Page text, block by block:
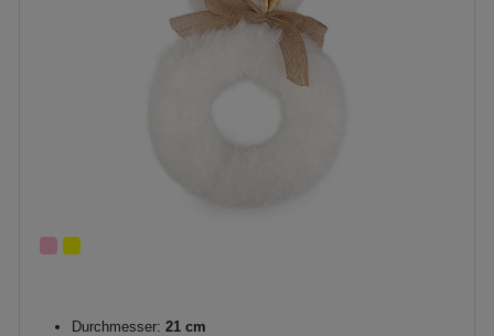
Durchmesser: 21 cm